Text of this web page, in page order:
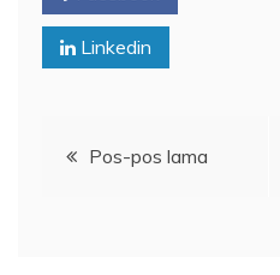
Linkedin
Navigasi
Pos-pos lama